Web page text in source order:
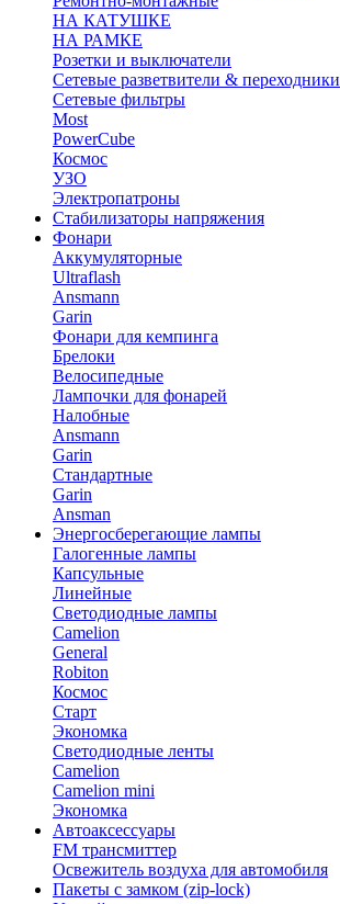
НА КАТУШКЕ
НА РАМКЕ
Розетки и выключатели
Сетевые разветвители & переходники
Сетевые фильтры
Most
PowerCube
Космос
УЗО
Электропатроны
Стабилизаторы напряжения
Фонари
Аккумуляторные
Ultraflash
Ansmann
Garin
Фонари для кемпинга
Брелоки
Велосипедные
Лампочки для фонарей
Налобные
Ansmann
Garin
Стандартные
Garin
Ansman
Энергосберегающие лампы
Галогенные лампы
Капсульные
Линейные
Светодиодные лампы
Camelion
General
Robiton
Космос
Старт
Экономка
Светодиодные ленты
Camelion
Camelion mini
Экономка
Автоаксессуары
FM трансмиттер
Освежитель воздуха для автомобиля
Пакеты с замком (zip-lock)